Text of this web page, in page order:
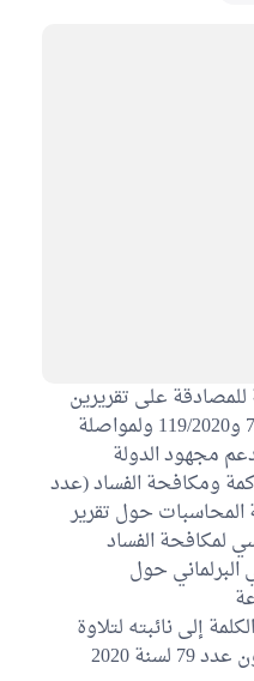
على تقريرين
حول مشروعي القانونين عدد 79 و119/2020 ولمواصلة
مجهود الدولة
ومكافحة الفساد (عدد
المحاسبات حول تقرير
لمكافحة الفساد
البرلماني حول
إلى نائبته لتلاوة
2020